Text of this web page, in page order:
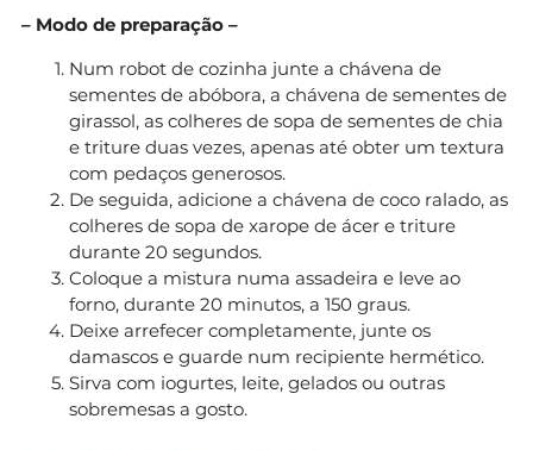
– Modo de preparação –
Num robot de cozinha junte a chávena de
sementes de abóbora, a chávena de sementes de
girassol, as colheres de sopa de sementes de chia
e triture duas vezes, apenas até obter um textura
com pedaços generosos.
De seguida, adicione a chávena de coco ralado, as
colheres de sopa de xarope de ácer e triture
durante 20 segundos.
Coloque a mistura numa assadeira e leve ao
forno, durante 20 minutos, a 150 graus.
Deixe arrefecer completamente, junte os
damascos e guarde num recipiente hermético.
Sirva com iogurtes, leite, gelados ou outras
sobremesas a gosto.